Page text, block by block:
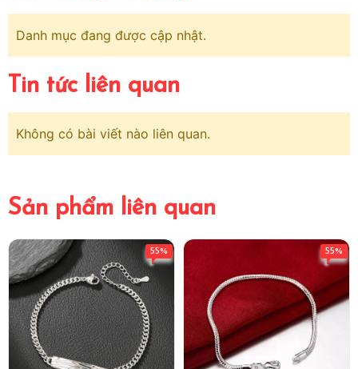
Danh mục đang được cập nhật.
Tin tức liên quan
Không có bài viết nào liên quan.
Sản phẩm liên quan
55% 55%